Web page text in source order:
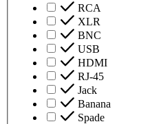
RCA
XLR
BNC
USB
HDMI
RJ-45
Jack
Banana
Spade